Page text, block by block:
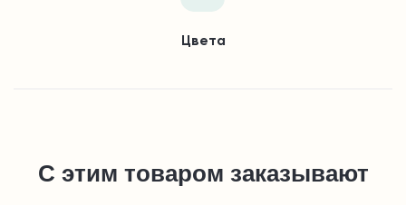
Цвета
С этим товаром заказывают